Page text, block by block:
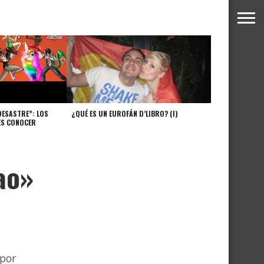
LOS
CONOCER
¿QUÉ ES UN EUROFÁN D’LIBRO? (I)